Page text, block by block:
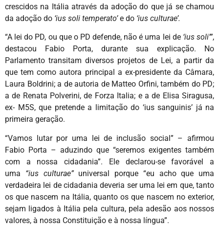
crescidos na Itália através da adoção do que já se chamou
da adoção do ‘ius soli temperato’e do ‘ius culturae’.
“A lei do PD, ou que o PD defende, não é uma lei de ‘ius soli’”,
destacou Fabio Porta, durante sua explicação. No
Parlamento transitam diversos projetos de Lei, a partir da
que tem como autora principal a ex-presidente da Câmara,
Laura Boldrini; a de autoria de Matteo Orfini, também do PD;
a de Renata Polverini, de Forza Italia; e a de Elisa Siragusa,
ex- M5S, que pretende a limitação do ‘ius sanguinis’ já na
primeira geração.
“Vamos lutar por uma lei de inclusão social” – afirmou
Fabio Porta – aduzindo que “seremos exigentes também
com a nossa cidadania”. Ele declarou-se favorável a
uma “ius culturae”universal porque “eu acho que uma
verdadeira lei de cidadania deveria ser uma lei em que, tanto
os que nascem na Itália, quanto os que nascem no exterior,
sejam ligados à Itália pela cultura, pela adesão aos nossos
valores, à nossa Constituição e à nossa língua”.